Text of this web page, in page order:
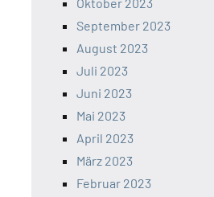
September 2023
August 2023
Juli 2023
Juni 2023
Mai 2023
April 2023
März 2023
Februar 2023